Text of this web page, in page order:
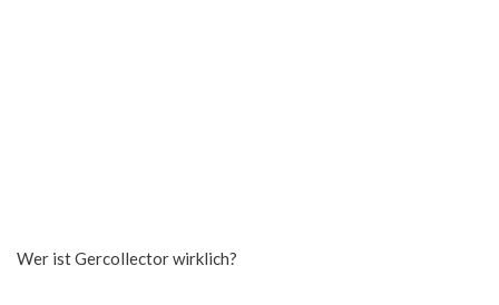
Wer ist Gercollector wirklich?